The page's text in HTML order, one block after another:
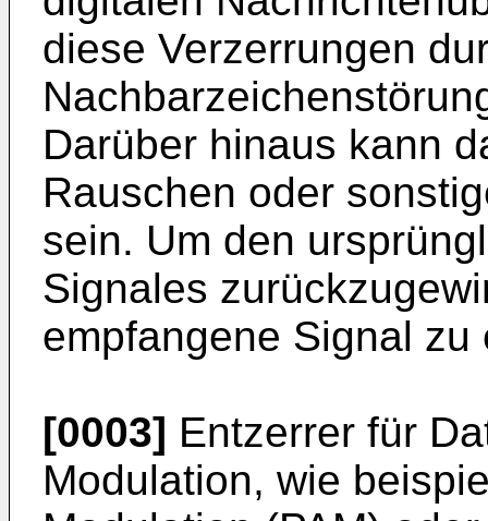
diese Verzerrungen
Darüber hinaus kann
Rauschen oder
sein. Um den
Signales
empfangene Signal zu
[0003] Entzerrer für
Modulation, wie